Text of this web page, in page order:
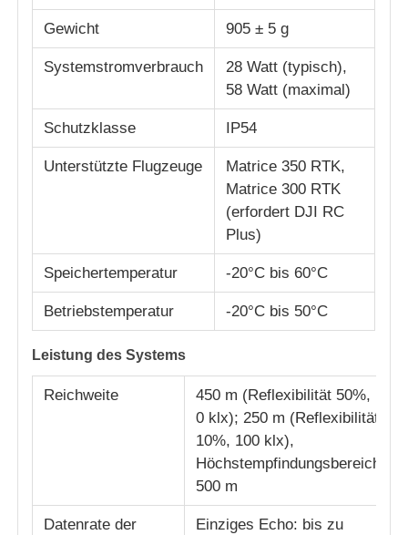
Zu Hause
Gewicht 905 ± 5 g
Systemstromverbrauch
28 Watt (typisch),
58 Watt (maximal)
Schutzklasse IP54
Unterstützte Flugzeuge
Matrice 350 RTK,
Matrice 300 RTK
(erfordert DJI RC
Plus)
Speichertemperatur -20°C bis 60°C
Betriebstemperatur -20°C bis 50°C
Leistung des Systems
Reichweite
450 m (Reflexibilität 50%,
0 klx); 250 m (Reflexibilität
10%, 100 klx),
Höchstempfindungsbereich
500 m
Datenrate der
Einziges Echo: bis zu